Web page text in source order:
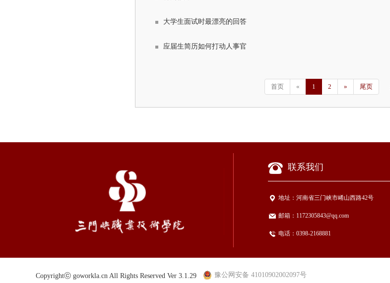
大学生面试时最漂亮的回答
应届生简历如何打动人事官
首页 « 1 2 » 尾页
联系我们
地址： 河南省三门峡市崤山西路42号
邮箱： 1172305843@qq.com
电话： 0398-2168881
Copyrightⓒ goworkla.cn All Rights Reserved Ver 3.1.29 豫公网安备 41010902002097号